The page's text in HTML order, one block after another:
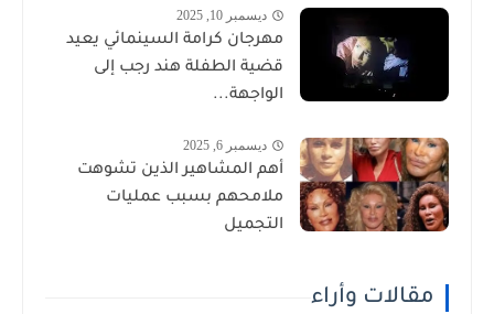
ديسمبر 10, 2025
مهرجان كرامة السينمائي يعيد
قضية الطفلة هند رجب إلى
الواجهة...
ديسمبر 6, 2025
أهم المشاهير الذين تشوهت
ملامحهم بسبب عمليات
التجميل
مقالات وأراء